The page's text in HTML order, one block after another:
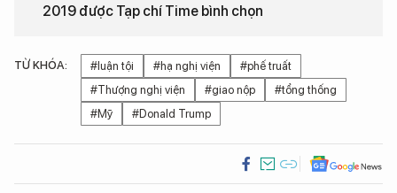
2019 được Tạp chí Time bình chọn
TỪ KHÓA: #luận tội #hạ nghị viện
#phế truất
#Thượng nghị viện
#giao nộp
#tổng thống
#Mỹ
#Donald Trump